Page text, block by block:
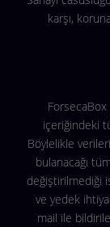
karşı,
içeriğindeki
Böylelikle
bulanacağı
değiştirilmediği
ve yedek
mail ile